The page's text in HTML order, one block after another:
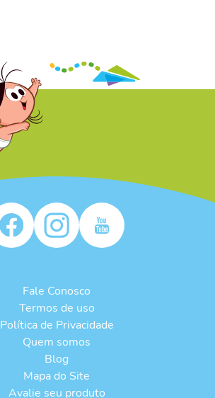
Fale Conosco
Termos de uso
Política de Privacidade
Quem somos
Blog
Mapa do Site
Avalie seu produto